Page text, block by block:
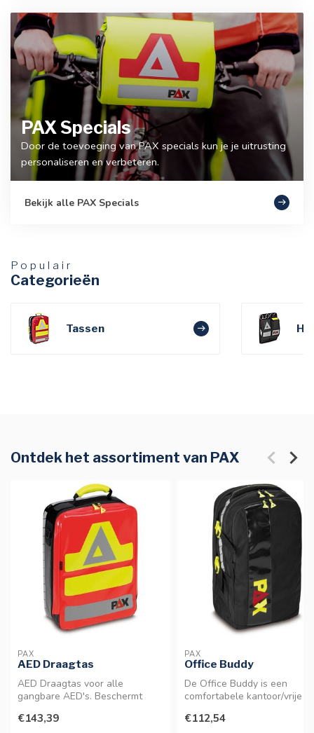
PAX Specials
Door de toevoeging van PAX specials kun je je uitrusting
personaliseren en verbeteren.
Bekijk alle PAX Specials
Populair
Categorieën
Tassen
Ontdek het assortiment van PAX
PAX
AED Draagtas
AED Draagtas voor alle
gangbare AED's. Beschermt
€143,39
PAX
Office Buddy
De Office Buddy is een
comfortabele kantoor/vrije
€112,54